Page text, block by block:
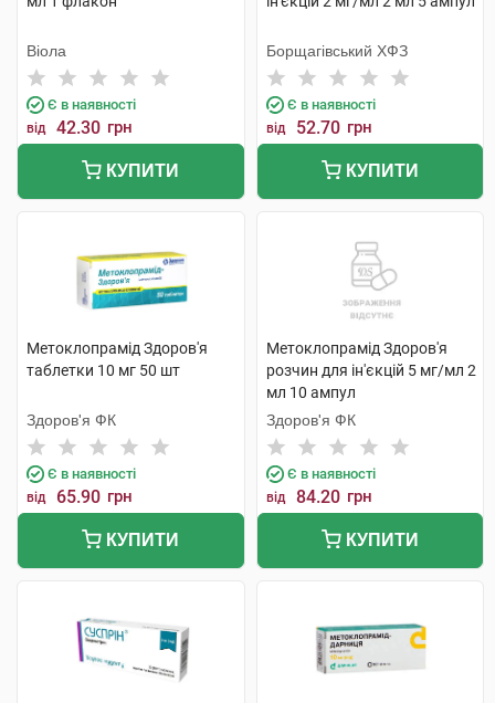
Віола
Є в наявності
від 42.30 грн
КУПИТИ
Борщагівський ХФЗ
Є в наявності
від 52.70 грн
КУПИТИ
Метоклопрамід Здоров'я
таблетки 10 мг 50 шт
Здоров'я ФК
Є в наявності
від 65.90 грн
КУПИТИ
Метоклопрамід Здоров'я
розчин для ін'єкцій 5 мг/мл 2
мл 10 ампул
Здоров'я ФК
Є в наявності
від 84.20 грн
КУПИТИ